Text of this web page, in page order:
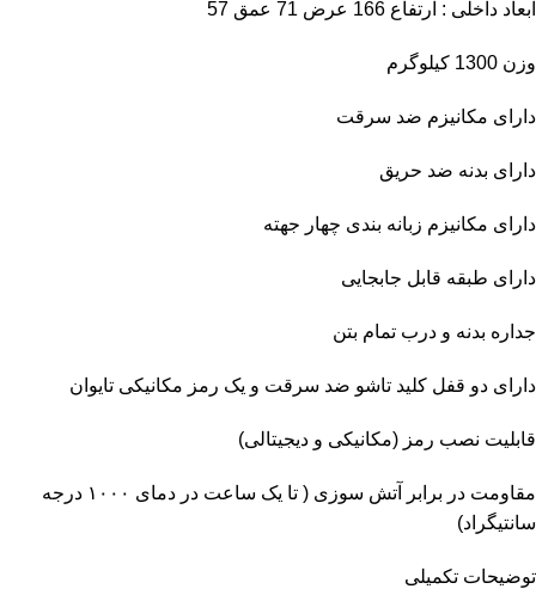
ابعاد داخلی : ارتفاع 166 عرض 71 عمق 57
وزن 1300 کیلوگرم
دارای مکانیزم ضد سرقت
دارای بدنه ضد حریق
دارای مکانیزم زبانه بندی چهار جهته
دارای طبقه قابل جابجایی
جداره بدنه و درب تمام بتن
دارای دو قفل کلید تاشو ضد سرقت و یک رمز مکانیکی تایوان
قابلیت نصب رمز (مکانیکی و دیجیتالی)
مقاومت در برابر آتش سوزی ( تا یک ساعت در دمای ۱۰۰۰ درجه
سانتیگراد)
توضیحات تکمیلی